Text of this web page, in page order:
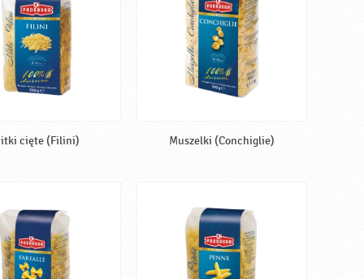
cięte (Filini) Muszelki (Conchiglie)